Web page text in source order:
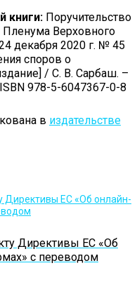
книги: Поручительство
Верховного
декабря 2020 г. № 45
споров о
/ С. В. Сарбаш. –
978-5-6047367-0-8
в издательстве
Директивы ЕС «Об
с переводом